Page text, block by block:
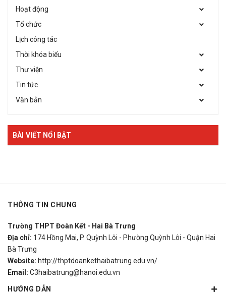
Hoạt động
Tổ chức
Lịch công tác
Thời khóa biểu
Thư viện
Tin tức
Văn bản
BÀI VIẾT NỔI BẬT
THÔNG TIN CHUNG
Trường THPT Đoàn Kết - Hai Bà Trưng
Địa chỉ: 174 Hồng Mai, P. Quỳnh Lôi - Phường Quỳnh Lôi - Quận Hai
Bà Trưng
Website: http://thptdoankethaibatrung.edu.vn/
Email: C3haibatrung@hanoi.edu.vn
HƯỚNG DẪN